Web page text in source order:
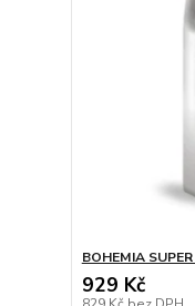
BOHEMIA
929 Kč